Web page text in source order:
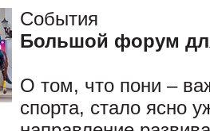
События
Большой форум
О том, что пони –
спорта, стало ясно